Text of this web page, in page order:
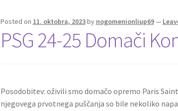
Posted on 11. oktobra, 2023by nogomenionliup69—
PSG 24-25 Domači
Posodobitev: oživili smo domačo opremo Paris
njegovega prvotnega puščanja so bile nekoliko